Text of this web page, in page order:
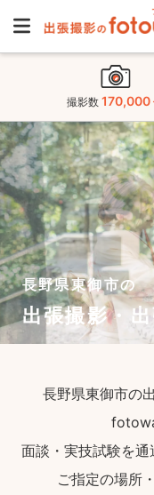
撮影数 170,000
長野県東御市の
出張撮影・
長野県東御市の
面談・実技試験を通
ご指定の場所